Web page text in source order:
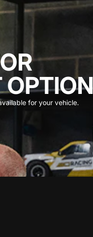
for your vehicle.